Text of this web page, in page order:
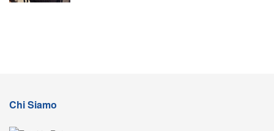
Chi Siamo